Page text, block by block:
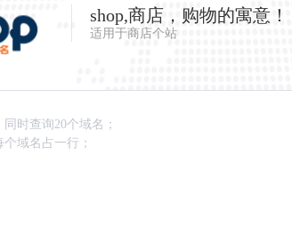
shop,商店，购物的寓意！
适用于商店个站